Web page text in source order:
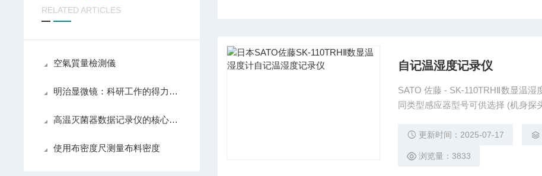
RELATED ARTICLES
空氣質量檢測儀
明治显微镜：科研工作的得力助手
高温灭菌器数据记录仪的核心功能解析：如何完整追踪并验证灭菌过程的温度与压力？
使用布密度尺测量布料密度
自记温湿度记录仪
SATO 佐藤 - SK-110TRHⅡ数显温湿度计 1.同时显示温度及湿度 2.特大LCD显示 3.
同类型感应器型号可供选择 (机身探
更新时间：2025-07-17
浏览量：3833